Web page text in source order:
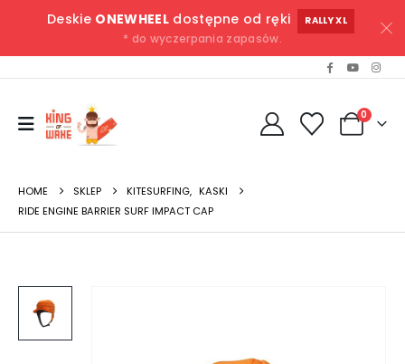
Deskie ONEWHEELdostępne od ręki RALLY XL
* do wyczerpania zapasów.
0
HOME SKLEP KITESURFING, KASKI
RIDE ENGINE BARRIER SURF IMPACT CAP